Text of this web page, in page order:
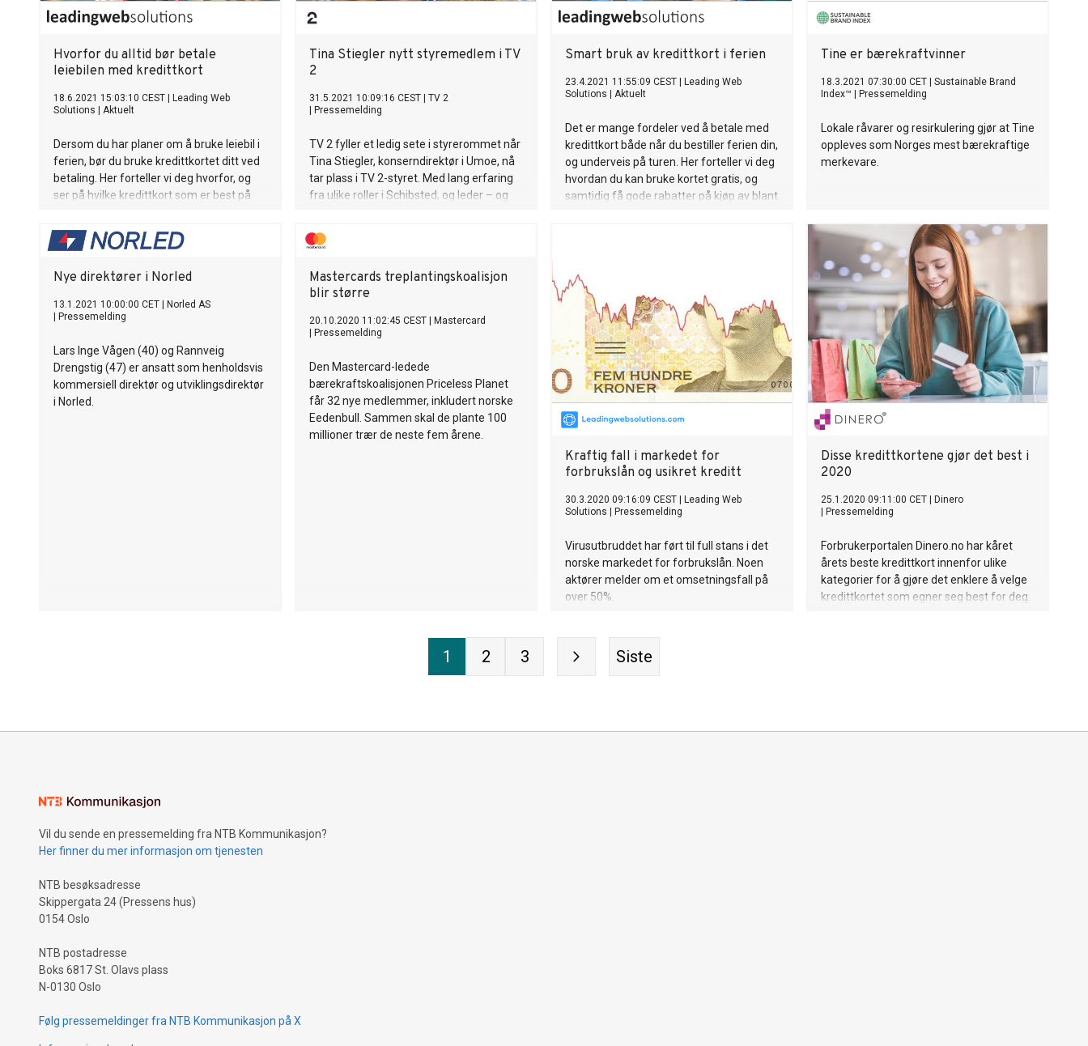
Hvorfor du alltid bør betale
leiebilen med kredittkort
18.6.2021 15:03:10 CEST
Leading Web
Solutions
Aktuelt
Dersom du har planer om å bruke leiebil i
ferien, bør du bruke kredittkortet ditt ved
betaling. Her forteller vi deg hvorfor, og
ser på hvilke kredittkort som er best på
Tina Stiegler nytt styremedlem i TV
2
31.5.2021 10:09:16 CEST
TV 2
Pressemelding
TV 2 fyller et ledig sete i styrerommet når
Tina Stiegler, konserndirektør i Umoe, nå
tar plass i TV 2-styret. Med lang erfaring
fra ulike roller i Schibsted, og leder – og
viktig kompetanse inn i styret i TV 2.
Smart bruk av kredittkort i ferien
23.4.2021 11:55:09 CEST
Leading Web
Solutions
Aktuelt
Det er mange fordeler ved å betale med
kredittkort både når du bestiller ferien din,
og underveis på turen. Her forteller vi deg
hvordan du kan bruke kortet gratis, og
samtidig få gode rabatter på kjøp av blant
Tine er bærekraftvinner
18.3.2021 07:30:00 CET
Sustainable Brand
Index™
Pressemelding
Lokale råvarer og resirkulering gjør at Tine
oppleves som Norges mest bærekraftige
merkevare.
Nye direktører i Norled
13.1.2021 10:00:00 CET
Norled AS
Pressemelding
Lars Inge Vågen (40) og Rannveig
Drengstig (47) er ansatt som henholdsvis
kommersiell direktør og utviklingsdirektør
i Norled.
Mastercards treplantingskoalisjon
blir større
20.10.2020 11:02:45 CEST
Mastercard
Pressemelding
Den Mastercard-ledede
bærekraftskoalisjonen Priceless Planet
får 32 nye medlemmer, inkludert norske
Eedenbull. Sammen skal de plante 100
millioner trær de neste fem årene.
Kraftig fall i markedet for
forbrukslån og usikret kreditt
30.3.2020 09:16:09 CEST
Leading Web
Solutions
Pressemelding
Virusutbruddet har ført til full stans i det
norske markedet for forbrukslån. Noen
aktører melder om et omsetningsfall på
over 50%.
Disse kredittkortene gjør det best i
2020
25.1.2020 09:11:00 CET
Dinero
Pressemelding
Forbrukerportalen Dinero.no har kåret
årets beste kredittkort innenfor ulike
kategorier for å gjøre det enklere å velge
kredittkortet som egner seg best for deg.
1 2 3 Siste
Vil du sende en pressemelding fra NTB Kommunikasjon?
Her finner du mer informasjon om tjenesten
NTB besøksadresse
Skippergata 24 (Pressens hus)
0154 Oslo
NTB postadresse
Boks 6817 St. Olavs plass
N-0130 Oslo
Følg pressemeldinger fra NTB Kommunikasjon på X